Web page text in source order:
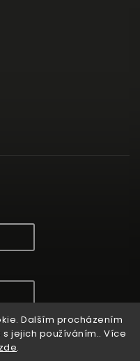
Dalším procházením
jejich používáním.. Více
zde. se